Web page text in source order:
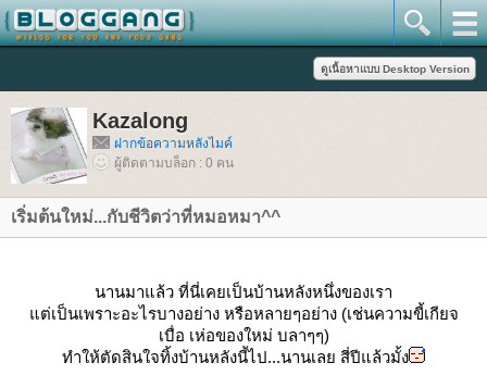
Kazalong
ฝากข้อความหลังไมค์
ผู้ติดตามบล็อก : 0 คน
เริ่มต้นใหม่...กับชีวิตว่าที่หมอหมา^^
นานมาแล้ว ที่นี่เคยเป็นบ้านหลังหนึ่งของเรา
ต่เป็นเพราะอะไรบางอย่าง หรือหลายๆอย่าง (เช่นความขี้เกียจ
เบื่อ เห่อของใหม่ บลาๆๆ)
ทำให้ตัดสินใจทิ้งบ้านหลังนี้ไป...นานเลย สี่ปีแล้วมั้ง